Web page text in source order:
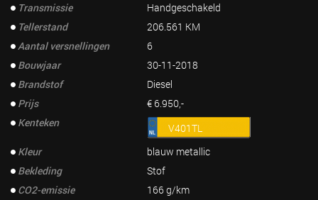
Transmissie
Handgeschakeld
Tellerstand
206.561 KM
Aantal versnellingen
6
Bouwjaar
30-11-2018
Brandstof
Diesel
Prijs
€ 6.950,-
Kenteken
V401TL
Kleur
blauw metallic
Bekleding
Stof
CO2-emissie
166 g/km